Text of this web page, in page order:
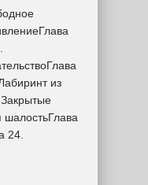
из
Закрытые
24.